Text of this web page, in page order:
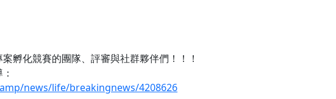
孵化競賽的團隊、評審與社群夥伴們！！！
news/life/breakingnews/4208626